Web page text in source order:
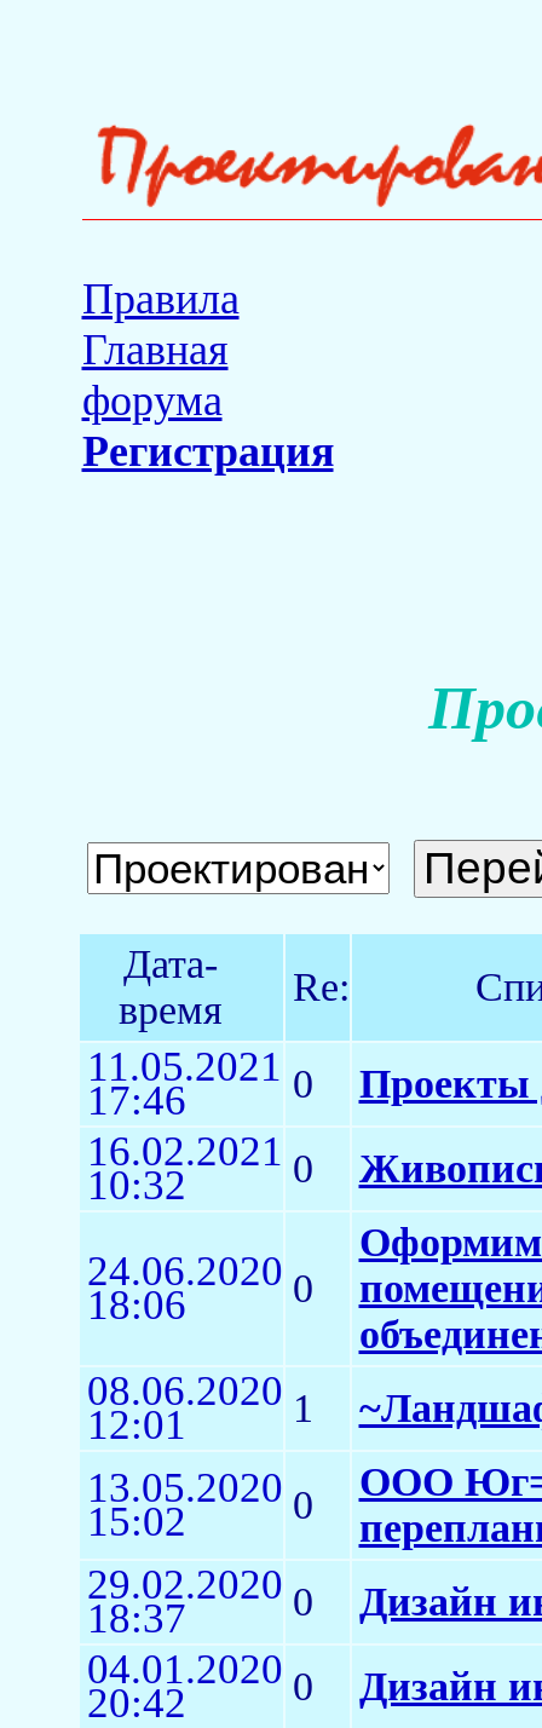
Правила
Главная
форума
Регистрация
Дата-
время
Re:
11.05.2021
17:46 0 Проекты
16.02.2021
10:32 0
24.06.2020
18:06 0
Оформим
08.06.2020
12:01 1
13.05.2020
15:02 0
ООО
29.02.2020
18:37 0 Дизайн
04.01.2020
20:42 0 Дизайн